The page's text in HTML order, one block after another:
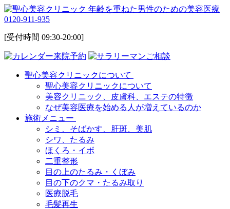
0120-911-935
[受付時間 09:30-20:00]
来院予約 ご相談
聖心美容クリニックについて
聖心美容クリニックについて
美容クリニック、皮膚科、エステの特徴
なぜ美容医療を始める人が増えているのか
施術メニュー
シミ、そばかす、肝斑、美肌
シワ、たるみ
ほくろ・イボ
二重整形
目の上のたるみ・くぼみ
目の下のクマ・たるみ取り
医療脱毛
毛髪再生